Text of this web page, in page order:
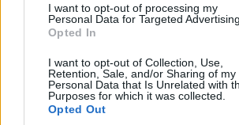
I want to opt-out of processing my
Personal Data for Targeted Advertising.
Opted In
I want to opt-out of Collection, Use,
Retention, Sale, and/or Sharing of my
Personal Data that Is Unrelated with
Purposes for which it was collected.
Opted Out
08:1707.06.19
Χριστοδουλοπούλου: Ζητώ
ΣΥΡΙΖΑ και την κυβέρνηση -
υποψήφια στις εκλογές